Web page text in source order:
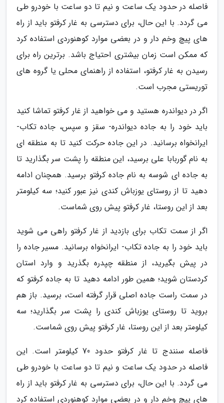
فاصله در حدود یک ساعت و نیم تا دو ساعت با خودرو طی
می گردد. با این حال، برای دسترسی به غار کرفتو باید از راه
های پیچ وخم دار و در بعضی موارد کوهنوردی استفاده کرد
که ممکن است زمان بیشتری احتیاج باشد. برترین راه برای
رسیدن به غار کرفتو، استفاده از راهنمای محلی یا گروه های
توریستی مجرب است.
اگر در دیواندره هستید و می خواهید از غار کرفتو تماشا کنید
باید خود را به جاده دیواندره- سقز و سپس، جاده تکاب-
ایرانخواه برسانید. در این جاده حرکت کنید تا به منطقه ای
به نام گوربابا علی برسید، این منطقه را پشت سر بگذارید تا
به جاده ای شوسه به نام جاده کرفتو برسید. همچنان ادامه
دهید تا از روستای یوزباش کندی نیز عبور کنید؛ سه کیلومتر
بعد از این روستا، غار کرفتو پیش روی شماست.
اگر از سمت تکاب برای بازدید از غار کرفتو راهی می شوید
باید خود را به جاده تکاب- ایرانخواه برسانید. مسیر جاده را
در پیش بگیرید، از منطقه چپدره بگذرید و وارد استان
کردستان شوید؛ همین طور ادامه دهید تا به جاده کرفتو که
در سمت راست جاده اصلی قرار گرفته است، برسید. باز هم
بروید تا روستای یوزباش کندی را پشت سر بگذارید؛ سه
کیلومتر بعد از این روستا، غار کرفتو پیش روی شماست.
فاصله سنندج تا غار کرفتو حدود 70 کیلومتر است. این
فاصله در حدود یک ساعت و نیم تا دو ساعت با خودرو طی
می گردد. با این حال، برای دسترسی به غار کرفتو باید از راه
های پیچ وخم دار و در بعضی موارد کوهنوردی استفاده کرد